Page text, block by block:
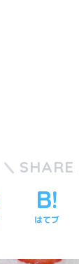
SHARE
はてブ